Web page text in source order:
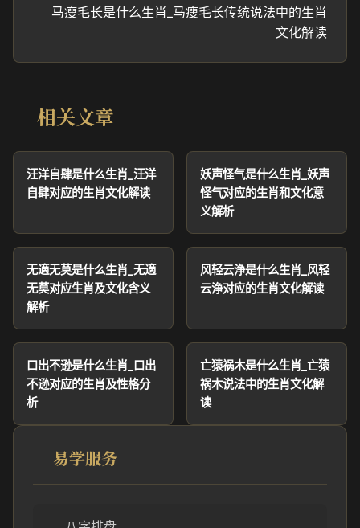
马瘦毛长是什么生肖_马瘦毛长传统说法中的生肖
文化解读
相关文章
汪洋自肆是什么生肖_汪洋
自肆对应的生肖文化解读
妖声怪气是什么生肖_妖声
怪气对应的生肖和文化意
义解析
无適无莫是什么生肖_无適
无莫对应生肖及文化含义
解析
风轻云浄是什么生肖_风轻
云浄对应的生肖文化解读
口出不逊是什么生肖_口出
不逊对应的生肖及性格分
析
亡猿祸木是什么生肖_亡猿
祸木说法中的生肖文化解
读
易学服务